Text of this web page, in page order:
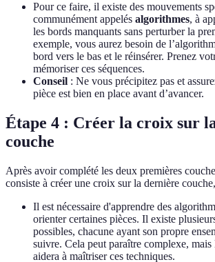
Pour ce faire, il existe des mouvements
communément appelés algorithmes, à
les bords manquants sans perturber la
exemple, vous aurez besoin de
bord vers le bas et le réinsérer. Prenez
mémoriser ces séquences.
Conseil : Ne vous précipitez pas et
pièce est bien en place avant d’avancer.
Étape 4 : Créer la croix sur
couche
Après avoir complété les deux premières
consiste à créer une croix sur la dernière
Il est nécessaire d'apprendre des
orienter certaines pièces. Il existe
possibles, chacune ayant son propre
suivre. Cela peut paraître complexe,
aidera à maîtriser ces techniques.